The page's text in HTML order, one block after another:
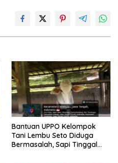
Bantuan UPPO Kelompok
Tani Lembu Seto Diduga
Bermasalah, Sapi Tinggal